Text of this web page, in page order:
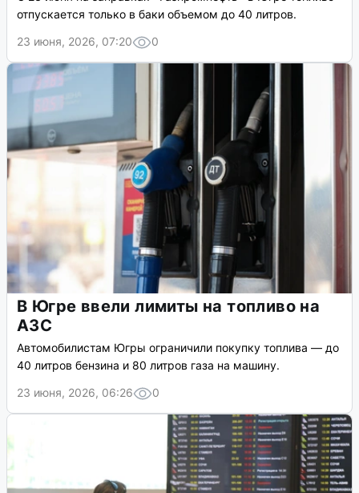
отпускается только в баки объемом до 40 литров.
23 июня, 2026, 07:20
0
В Югре ввели лимиты на топливо на
АЗС
Автомобилистам Югры ограничили покупку топлива — до
40 литров бензина и 80 литров газа на машину.
23 июня, 2026, 06:26
0